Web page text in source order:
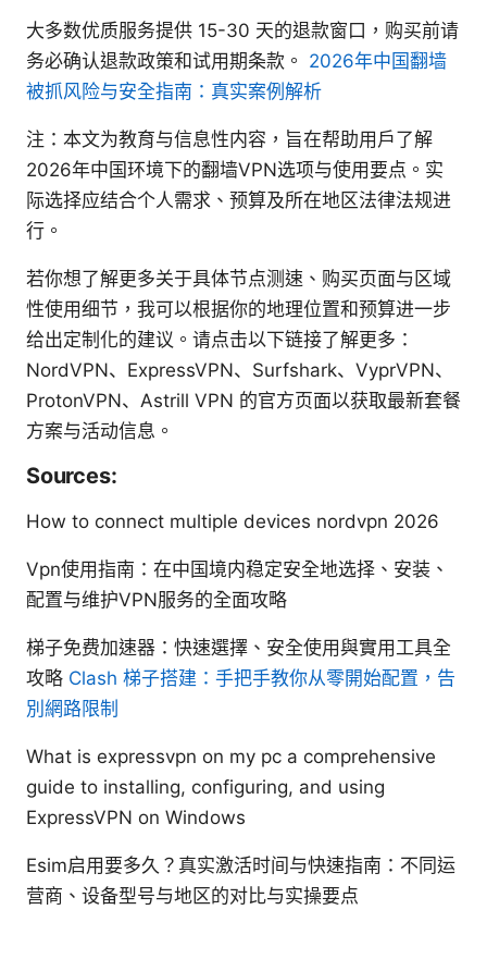
大多数优质服务提供 15-30 天的退款窗口，购买前请
务必确认退款政策和试用期条款。 2026年中国翻墙
被抓风险与安全指南：真实案例解析
注：本文为教育与信息性内容，旨在帮助用户了解
2026年中国环境下的翻墙VPN选项与使用要点。实
际选择应结合个人需求、预算及所在地区法律法规进
行。
若你想了解更多关于具体节点测速、购买页面与区域
性使用细节，我可以根据你的地理位置和预算进一步
给出定制化的建议。请点击以下链接了解更多：
NordVPN、ExpressVPN、Surfshark、VyprVPN、
ProtonVPN、Astrill VPN 的官方页面以获取最新套餐
方案与活动信息。
Sources:
How to connect multiple devices nordvpn 2026
Vpn使用指南：在中国境内稳定安全地选择、安装、
配置与维护VPN服务的全面攻略
梯子免费加速器：快速選擇、安全使用與實用工具全
攻略 Clash 梯子搭建：手把手教你从零開始配置，告
別網路限制
What is expressvpn on my pc a comprehensive
guide to installing, configuring, and using
ExpressVPN on Windows
Esim启用要多久？真实激活时间与快速指南：不同运
营商、设备型号与地区的对比与实操要点